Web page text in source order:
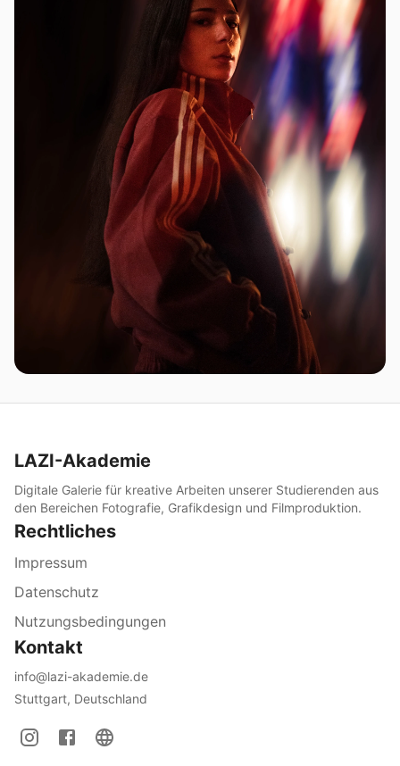
LAZI-Akademie
Digitale Galerie für kreative Arbeiten unserer Studierenden aus
den Bereichen Fotografie, Grafikdesign und Filmproduktion.
Rechtliches
Impressum
Datenschutz
Nutzungsbedingungen
Kontakt
info@lazi-akademie.de
Stuttgart, Deutschland